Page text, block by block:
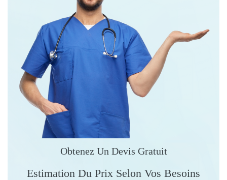
Obtenez Un Devis Gratuit
Estimation Du Prix Selon Vos Besoins